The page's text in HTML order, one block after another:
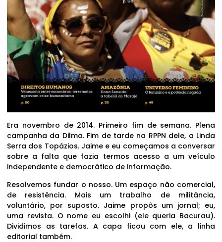
Era novembro de 2014. Primeiro fim de semana. Plena
campanha da Dilma. Fim de tarde na RPPN dele, a Linda
Serra dos Topázios. Jaime e eu começamos a conversar
sobre a falta que fazia termos acesso a um veículo
independente e democrático de informação.
Resolvemos fundar o nosso. Um espaço não comercial,
de resistência. Mais um trabalho de militância,
voluntário, por suposto. Jaime propôs um jornal; eu,
uma revista. O nome eu escolhi (ele queria Bacurau).
Dividimos as tarefas. A capa ficou com ele, a linha
editorial também.